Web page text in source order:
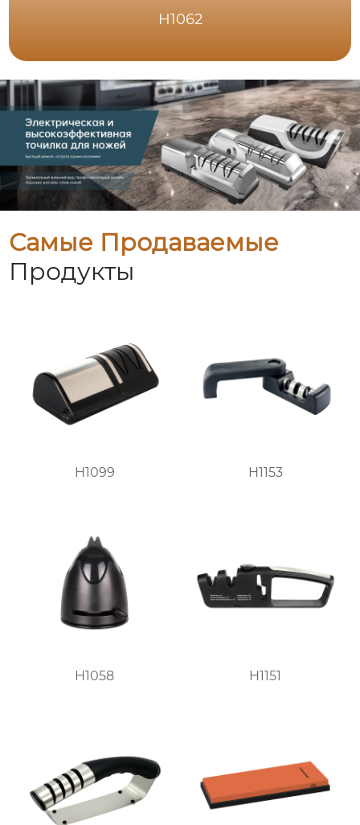
H1062
Самые Продаваемые
Продукты
H1099 H1153
H1058 H1151